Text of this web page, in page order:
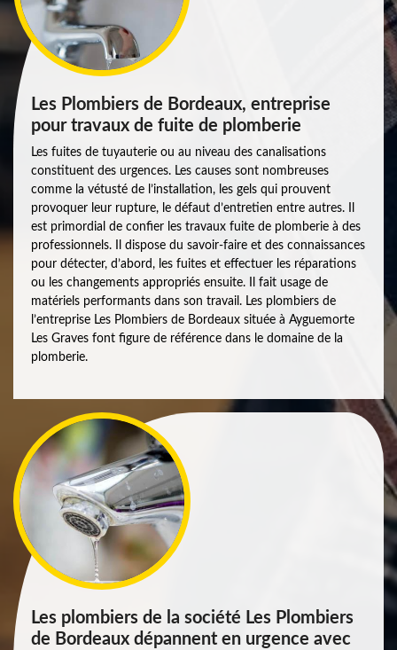
Les Plombiers de Bordeaux, entreprise
pour travaux de fuite de plomberie
Les fuites de tuyauterie ou au niveau des canalisations
constituent des urgences. Les causes sont nombreuses
comme la vétusté de l’installation, les gels qui prouvent
provoquer leur rupture, le défaut d’entretien entre autres. Il
est primordial de confier les travaux fuite de plomberie à des
professionnels. Il dispose du savoir-faire et des connaissances
pour détecter, d’abord, les fuites et effectuer les réparations
ou les changements appropriés ensuite. Il fait usage de
matériels performants dans son travail. Les plombiers de
l’entreprise Les Plombiers de Bordeaux située à Ayguemorte
Les Graves font figure de référence dans le domaine de la
plomberie.
Les plombiers de la société Les Plombiers
de Bordeaux dépannent en urgence avec